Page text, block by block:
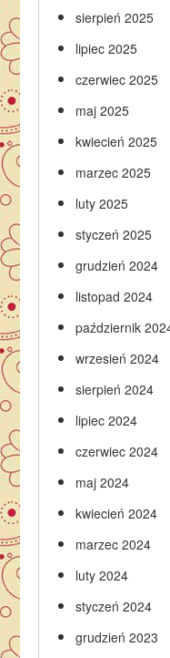
sierpień 2025
lipiec 2025
czerwiec 2025
maj 2025
kwiecień 2025
marzec 2025
luty 2025
styczeń 2025
grudzień 2024
listopad 2024
październik
wrzesień 2024
sierpień 2024
lipiec 2024
czerwiec 2024
maj 2024
kwiecień 2024
marzec 2024
luty 2024
styczeń 2024
grudzień 2023